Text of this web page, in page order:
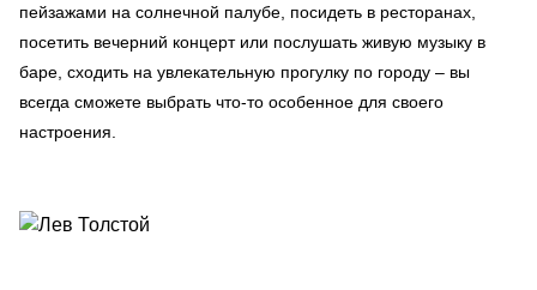
пейзажами на солнечной палубе, посидеть в ресторанах,
посетить вечерний концерт или послушать живую музыку в
баре, сходить на увлекательную прогулку по городу – вы
всегда сможете выбрать что-то особенное для своего
настроения.